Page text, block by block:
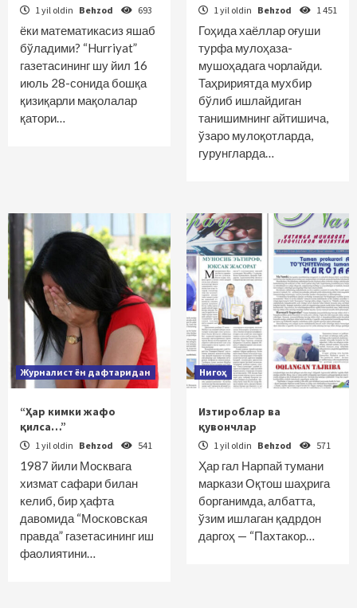
1 yil oldin Behzod 693
ёки математикасиз яшаб
бўладими? “Hurriyat”
газетасининг шу йил 16
июль 28-сонида бошқа
қизиқарли мақолалар
қатори…
1 yil oldin Behzod 1 451
Гоҳида хаёллар оғуши
турфа мулоҳаза-
мушоҳадага чорлайди.
Таҳририятда мухбир
бўлиб ишлайдиган
танишимнинг айтишича,
ўзаро мулоқотларда,
гурунгларда…
Журналист ён дафтаридан
“Ҳар кимки жафо
қилса…”
1 yil oldin Behzod 541
1987 йили Москвага
хизмат сафари билан
келиб, бир ҳафта
давомида “Московская
правда” газетасининг иш
фаолиятини…
Нигоҳ
Изтироблар ва
қувончлар
1 yil oldin Behzod 571
Ҳар гал Нарпай тумани
маркази Оқтош шаҳрига
борганимда, албатта,
ўзим ишлаган қадрдон
даргоҳ — “Пахтакор…